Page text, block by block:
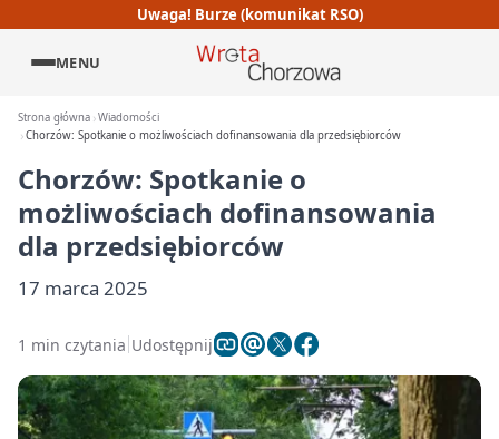
Uwaga! Burze (komunikat RSO)
MENU
Strona główna Wiadomości
Chorzów: Spotkanie o możliwościach dofinansowania dla przedsiębiorców
Chorzów: Spotkanie o
możliwościach dofinansowania
dla przedsiębiorców
17 marca 2025
1 min czytania Udostępnij